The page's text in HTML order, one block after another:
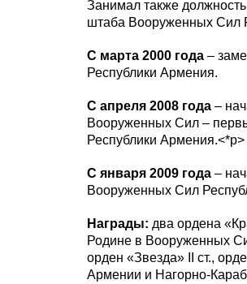
Занимал также
штаба Вооруженных Сил
С марта 2000 года –
Республики Армения.
С апреля 2008 года–
Вооруженных Сил –
Республики Армения.<*p>
С января 2009 года –
Вооруженных Сил
Награды: два ордена
Родине в Вооруженных
орден «Звезда» II ст.,
Армении и Нагорно-